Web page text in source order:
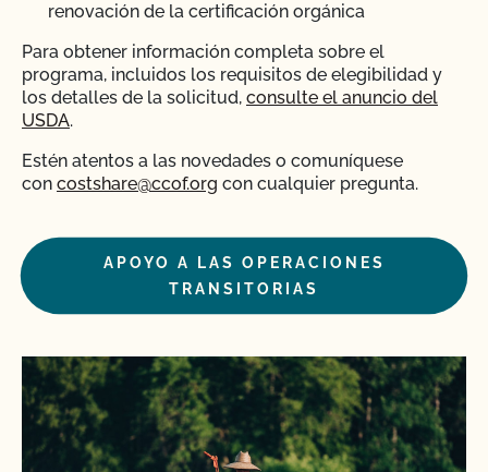
renovación de la certificación orgánica
Para obtener información completa sobre el
programa, incluidos los requisitos de elegibilidad y
los detalles de la solicitud, consulte el anuncio del
USDA.
Estén atentos a las novedades o comuníquese
con costshare@ccof.org con cualquier pregunta.
APOYO A LAS OPERACIONES
TRANSITORIAS